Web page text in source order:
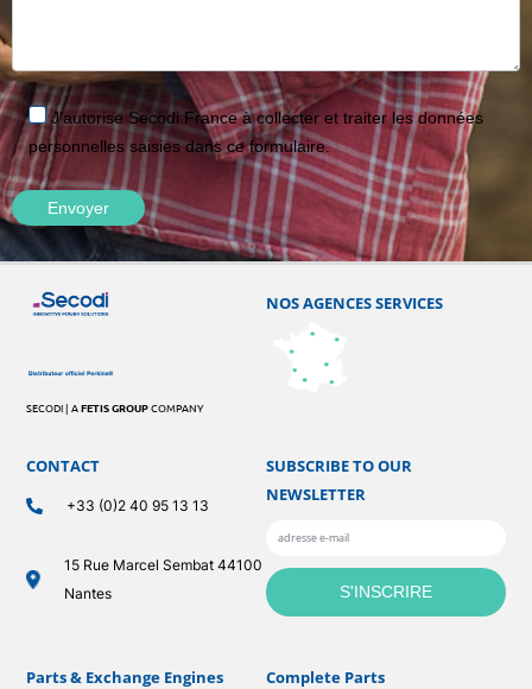
J'autorise Secodi France à collecter et traiter les données
personnelles saisies dans ce formulaire.
SECODI | AFETIS GROUPCOMPANY
Parts & Exchange Engines
CONTACT
+33 (0)2 40 95 13 13
15 Rue Marcel Sembat 44100
Nantes
Complete Parts
NOS AGENCES SERVICES
SUBSCRIBE TO OUR
NEWSLETTER